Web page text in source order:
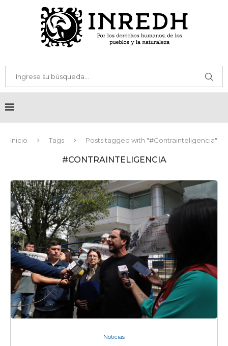
Inicio Tags Posts tagged with "#Contrainteligencia"
#CONTRAINTELIGENCIA
Noticias